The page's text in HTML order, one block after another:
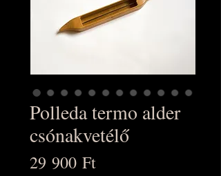
Polleda termo alder
csónakvetélő
29 900 FtÁr